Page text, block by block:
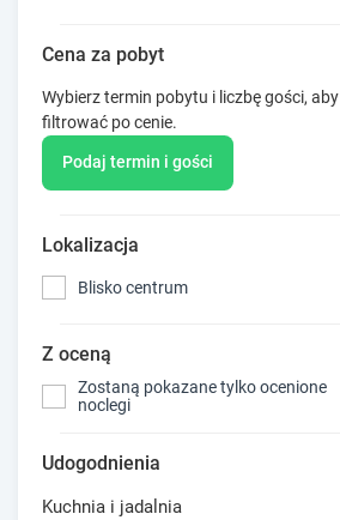
Cena za pobyt
Wybierz termin pobytu i liczbę gości, aby
filtrować po cenie.
Podaj termin i gości
Lokalizacja
Blisko centrum
Z oceną
Zostaną pokazane tylko ocenione
noclegi
Udogodnienia
Kuchnia i jadalnia